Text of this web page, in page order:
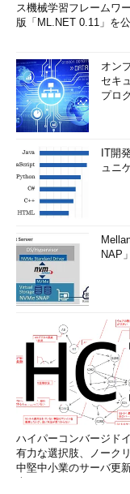
Windows OSの操作に
マウスを接続してい
ように、タッチ操作
イルを長押しすると
から選択する。タッ
せることはできない。
タイルを右クリックした場
Windows 8.1 Updateでは
（1）タイルを右クリッ
になる。複数選択したい
キーを押しながらクリッ
でも可）。以前の
しでクリックを繰り返し
えなくなった。
（2）コンテキストメニ
じられない、シンプルな
チ操作時に画面下部に表
る。最初にタイルをマウ
ス機械学習フレームワ
版「ML.NET 0.11」を
オン
セキ
プロ
IT開
ュニ
NAP
ハイパーコンバージド
有力な選択肢、ノーク
中堅中小業のサーバ更